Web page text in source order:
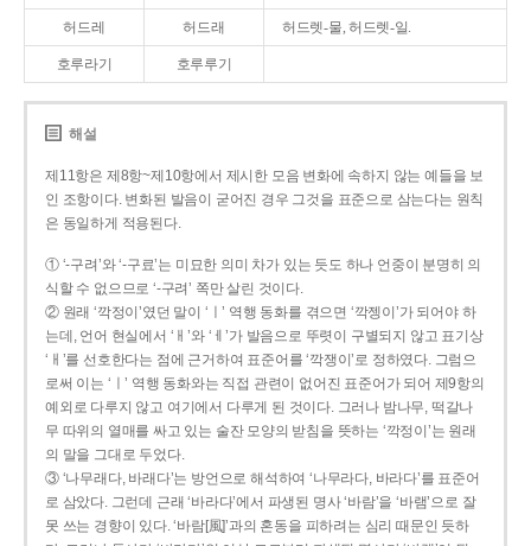
허드레 허드래 허드렛-물, 허드렛-일.
호루라기 호루루기
해설
제11항은 제8항~제10항에서 제시한 모음 변화에 속하지 않는 예들을 보
인 조항이다. 변화된 발음이 굳어진 경우 그것을 표준으로 삼는다는 원칙
은 동일하게 적용된다.
① ‘-구려’와 ‘-구료’는 미묘한 의미 차가 있는 듯도 하나 언중이 분명히 의
식할 수 없으므로 ‘-구려’ 쪽만 살린 것이다.
② 원래 ‘깍정이’였던 말이 ‘ㅣ’ 역행 동화를 겪으면 ‘깍젱이’가 되어야 하
는데, 언어 현실에서 ‘ㅐ’와 ‘ㅔ’가 발음으로 뚜렷이 구별되지 않고 표기상
‘ㅐ’를 선호한다는 점에 근거하여 표준어를 ‘깍쟁이’로 정하였다. 그럼으
로써 이는 ‘ㅣ’ 역행 동화와는 직접 관련이 없어진 표준어가 되어 제9항의
예외로 다루지 않고 여기에서 다루게 된 것이다. 그러나 밤나무, 떡갈나
무 따위의 열매를 싸고 있는 술잔 모양의 받침을 뜻하는 ‘깍정이’는 원래
의 말을 그대로 두었다.
③ ‘나무래다, 바래다’는 방언으로 해석하여 ‘나무라다, 바라다’를 표준어
로 삼았다. 그런데 근래 ‘바라다’에서 파생된 명사 ‘바람’을 ‘바램’으로 잘
못 쓰는 경향이 있다. ‘바람[風]’과의 혼동을 피하려는 심리 때문인 듯하